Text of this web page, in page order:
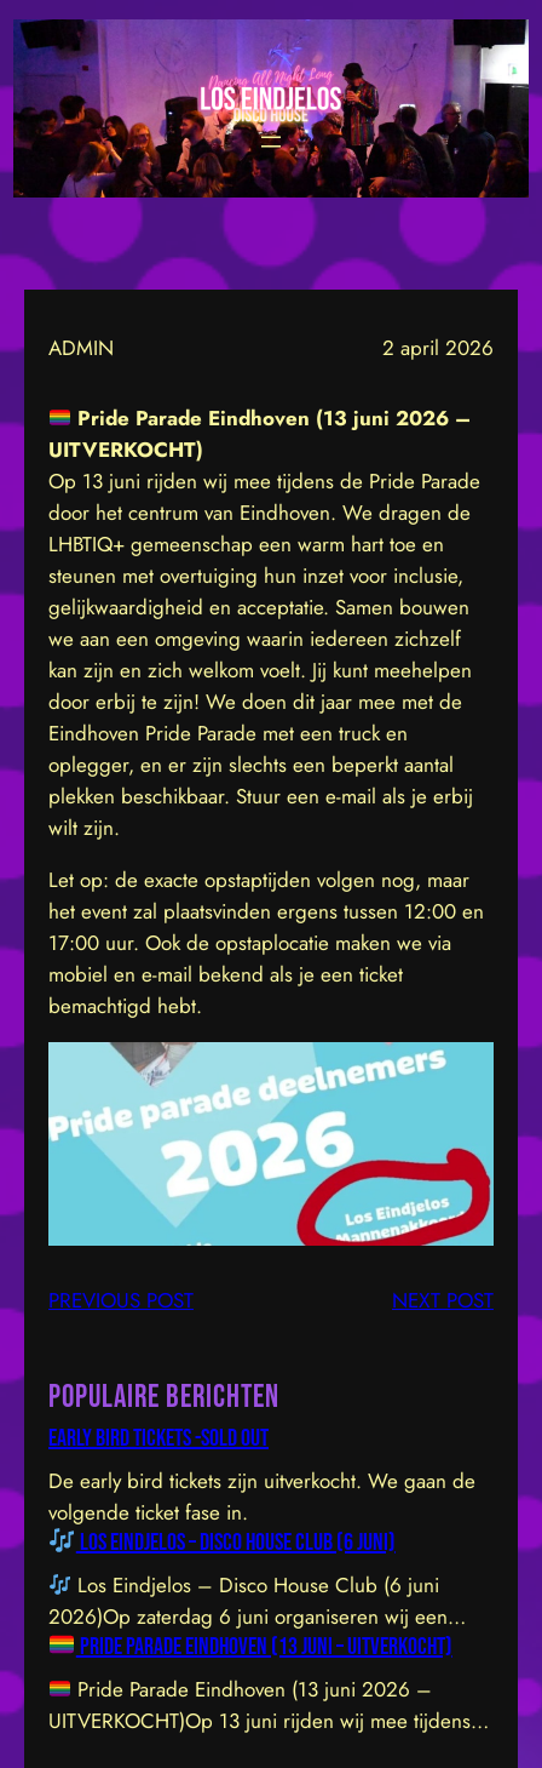
Ga
naar
de
inhoud
ADMIN 2 april 2026
Pride Parade Eindhoven (13 juni 2026 –
UITVERKOCHT)
Op 13 juni rijden wij mee tijdens de Pride Parade
door het centrum van Eindhoven. We dragen de
LHBTIQ+ gemeenschap een warm hart toe en
steunen met overtuiging hun inzet voor inclusie,
gelijkwaardigheid en acceptatie. Samen bouwen
we aan een omgeving waarin iedereen zichzelf
kan zijn en zich welkom voelt. Jij kunt meehelpen
door erbij te zijn! We doen dit jaar mee met de
Eindhoven Pride Parade met een truck en
oplegger, en er zijn slechts een beperkt aantal
plekken beschikbaar. Stuur een e-mail als je erbij
wilt zijn.
Let op: de exacte opstaptijden volgen nog, maar
het event zal plaatsvinden ergens tussen 12:00 en
17:00 uur. Ook de opstaplocatie maken we via
mobiel en e-mail bekend als je een ticket
bemachtigd hebt.
PREVIOUS POST NEXT POST
Populaire berichten
Early bird tickets -sold out
De early bird tickets zijn uitverkocht. We gaan de
volgende ticket fase in.
Los Eindjelos – Disco House Club (6 juni)
Los Eindjelos – Disco House Club (6 juni
2026)Op zaterdag 6 juni organiseren wij een
exclusieve clubavond van 20:30 tot 01:30 in een
sfeervolle, intieme locatie aan de Hofstraat 85b in
Eindhoven. De venue is prachtig ingericht en staat
garant voor een geweldige vibe. Let op: de
Pride Parade Eindhoven (13 juni – UITVERKOCHT)
Pride Parade Eindhoven (13 juni 2026 –
UITVERKOCHT)Op 13 juni rijden wij mee tijdens